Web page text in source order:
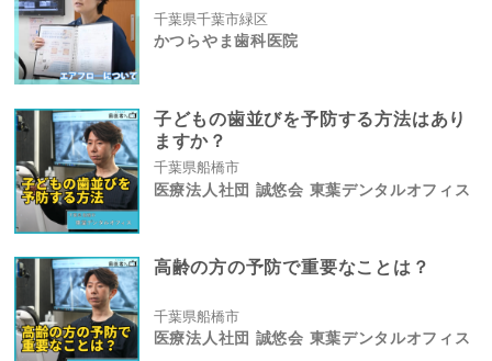
千葉県千葉市緑区
かつらやま歯科医院
子どもの歯並びを予防する方法はあり
ますか？
千葉県船橋市
医療法人社団 誠悠会 東葉デンタルオフィス
高齢の方の予防で重要なことは？
千葉県船橋市
医療法人社団 誠悠会 東葉デンタルオフィス